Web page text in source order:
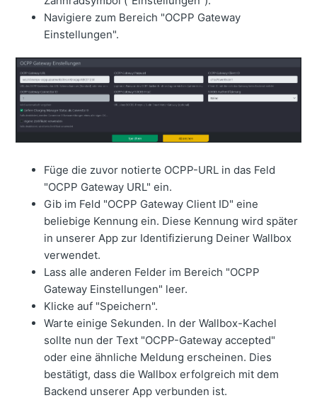
Navigiere zum Bereich "OCPP Gateway
Einstellungen".
Füge die zuvor notierte OCPP-URL in das Feld
"OCPP Gateway URL" ein.
Gib im Feld "OCPP Gateway Client ID" eine
beliebige Kennung ein. Diese Kennung wird später
in unserer App zur Identifizierung Deiner Wallbox
verwendet.
Lass alle anderen Felder im Bereich "OCPP
Gateway Einstellungen" leer.
Klicke auf "Speichern".
Warte einige Sekunden. In der Wallbox-Kachel
sollte nun der Text "OCPP-Gateway accepted"
oder eine ähnliche Meldung erscheinen. Dies
bestätigt, dass die Wallbox erfolgreich mit dem
Backend unserer App verbunden ist.